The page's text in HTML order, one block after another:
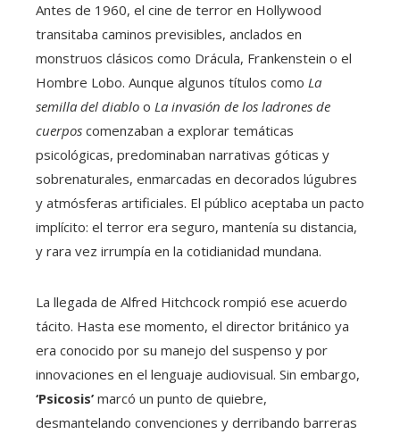
Antes de 1960, el cine de terror en Hollywood
transitaba caminos previsibles, anclados en
monstruos clásicos como Drácula, Frankenstein o el
Hombre Lobo. Aunque algunos títulos como La
semilla del diablo o La invasión de los ladrones de
cuerpos comenzaban a explorar temáticas
psicológicas, predominaban narrativas góticas y
sobrenaturales, enmarcadas en decorados lúgubres
y atmósferas artificiales. El público aceptaba un pacto
implícito: el terror era seguro, mantenía su distancia,
y rara vez irrumpía en la cotidianidad mundana.
La llegada de Alfred Hitchcock rompió ese acuerdo
tácito. Hasta ese momento, el director británico ya
era conocido por su manejo del suspenso y por
innovaciones en el lenguaje audiovisual. Sin embargo,
‘Psicosis’ marcó un punto de quiebre,
desmantelando convenciones y derribando barreras